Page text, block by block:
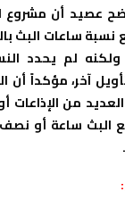
عصيد أن مشروع
نسبة ساعات البث
لم يحدد
آخر، مؤكداً
من الإذاعات
البث ساعة أو